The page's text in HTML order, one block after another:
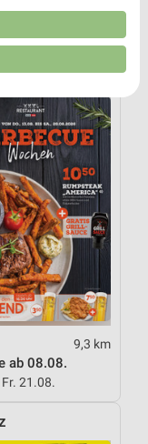
14.08.
9,3 km
ab 08.08.
21.08.
Entwicklung und
Daten zur Auswahl
und in die
von